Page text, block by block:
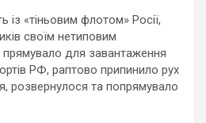
із «тіньовим флотом» Росії,
своїм нетиповим
для завантаження
РФ, раптово припинило рух
розвернулося та попрямувало